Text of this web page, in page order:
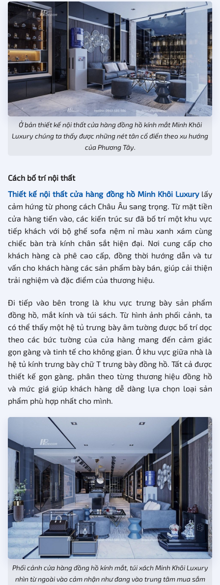
Ở bản thiết kế nội thất cửa hàng đồng hồ kính mắt Minh Khôi
Luxury chúng ta thấy được những nét tân cổ điển theo xu hướng
của Phương Tây.
Cách bố trí nội thất
Thiết kế nội thất cửa hàng đồng hồ Minh Khôi Luxurylấy
cảm hứng từ phong cách Châu Âu sang trọng. Từ mặt tiền
cửa hàng tiến vào, các kiến trúc sư đã bố trí một khu vực
tiếp khách với bộ ghế sofa nệm nỉ màu xanh xám cùng
chiếc bàn trà kính chân sắt hiện đại. Nơi cung cấp cho
khách hàng cà phê cao cấp, đồng thời hướng dẫn và tư
vấn cho khách hàng các sản phẩm bày bán, giúp cải thiện
trải nghiệm và đặc điểm của thương hiệu.
Đi tiếp vào bên trong là khu vực trưng bày sản phẩm
đồng hồ, mắt kính và túi sách. Từ hình ảnh phối cảnh, ta
có thể thấy một hệ tủ trưng bày âm tường được bố trí dọc
theo các bức tường của cửa hàng mang đến cảm giác
gọn gàng và tinh tế cho không gian. Ở khu vực giữa nhà là
hệ tủ kính trưng bày chữ T trưng bày đồng hồ. Tất cả được
thiết kế gọn gàng, phân theo từng thương hiệu đồng hồ
và mức giá giúp khách hàng dễ dàng lựa chọn loại sản
phẩm phù hợp nhất cho mình.
Phối cảnh cửa hàng đồng hồ kính mắt, túi xách Minh Khôi Luxury
nhìn từ ngoài vào cảm nhận như đang vào trung tâm mua sắm